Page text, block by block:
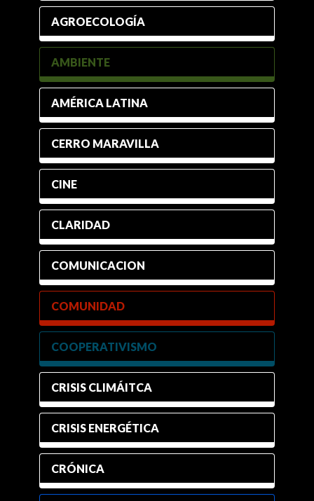
AGROECOLOGÍA
AMBIENTE
AMÉRICA LATINA
CERRO MARAVILLA
CINE
CLARIDAD
COMUNICACION
COMUNIDAD
COOPERATIVISMO
CRISIS CLIMÁITCA
CRISIS ENERGÉTICA
CRÓNICA